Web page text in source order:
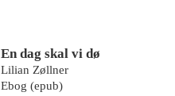
En dag skal vi dø
Lilian Zøllner
Ebog (epub)